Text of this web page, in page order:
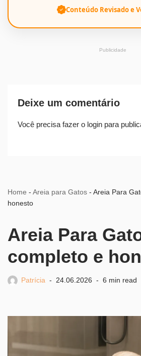
Conteúdo Revisado e
Publicidade
Deixe um comentário
Você precisa fazer o login para
Home - Areia para Gatos - Areia Para
honesto
Areia Para
completo e
Patrícia 24.06.2026 6 min read